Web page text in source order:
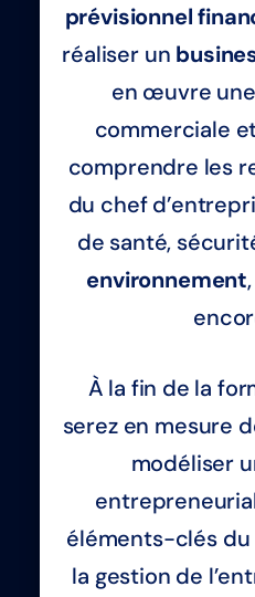
prévisionnel
réaliser un
en œuvre
commerciale
comprendre les
du chef
de santé,
environnement
À la fin de la
serez en mesure
modéliser
éléments-clés
la gestion de